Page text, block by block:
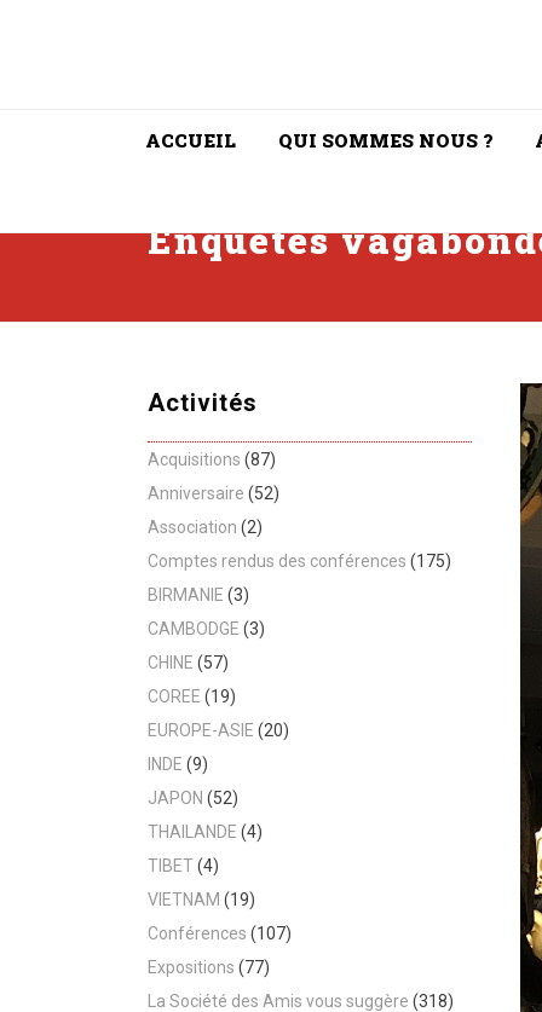
ACCUEIL QUI SOMMES NOUS ?
Enquêtes
Activités
Acquisitions (87)
Anniversaire (52)
Association (2)
Comptes rendus des conférences (175)
BIRMANIE (3)
CAMBODGE (3)
CHINE (57)
COREE (19)
EUROPE-ASIE (20)
INDE (9)
JAPON (52)
THAILANDE (4)
TIBET(4)
VIETNAM (19)
Conférences (107)
Expositions (77)
La Société des Amis vous suggère (318)